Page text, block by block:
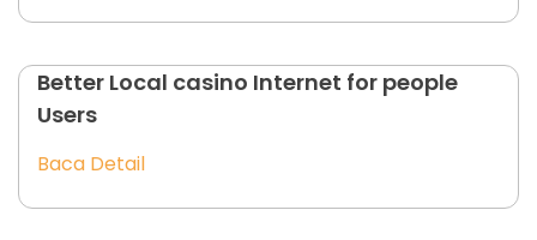
Better Local casino Internet for people
Users
Baca Detail